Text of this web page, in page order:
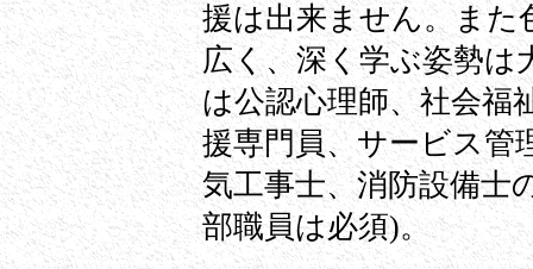
援は出来ません。また
広く、深く学ぶ姿勢は
は公認心理師、社会福
援専門員、サービス管
気工事士、消防設備士
部職員は必須)。